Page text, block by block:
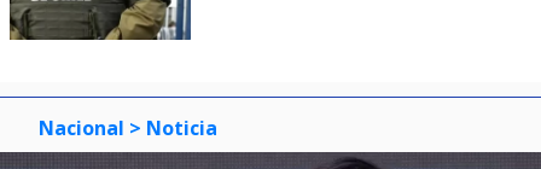
Nacional > Noticia